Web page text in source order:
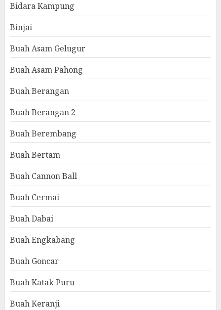
Bidara Kampung
Binjai
Buah Asam Gelugur
Buah Asam Pahong
Buah Berangan
Buah Berangan 2
Buah Berembang
Buah Bertam
Buah Cannon Ball
Buah Cermai
Buah Dabai
Buah Engkabang
Buah Goncar
Buah Katak Puru
Buah Keranji